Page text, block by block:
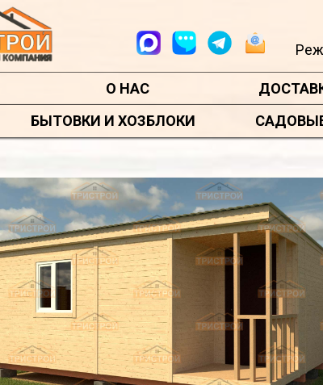
О НАС
БЫТОВКИ И ХОЗБЛОКИ